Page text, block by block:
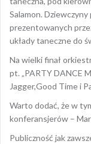
Salamon.
prezentowanych
układy taneczne do
Na wielki finał
pt. „PARTY DANCE
Jagger,Good Time i
Warto dodać, że w
konferansjerów –
Publiczność jak